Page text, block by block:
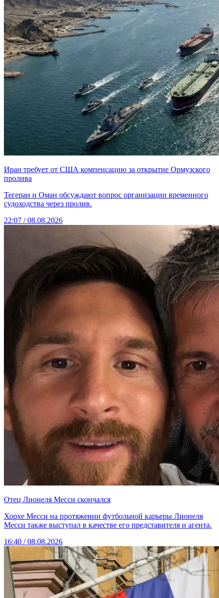
Иран требует от США компенсацию за открытие Ормузского
пролива
Тегеран и Оман обсуждают вопрос организации временного
судоходства через пролив.
22:07 / 08.08.2026
Отец Лионеля Месси скончался
Хорхе Месси на протяжении футбольной карьеры Лионеля
Месси также выступал в качестве его представителя и агента.
16:40 / 08.08.2026